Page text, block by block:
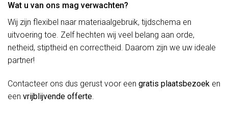
Wat u van ons mag verwachten?
Wij zijn flexibel naar materiaalgebruik, tijdschema en
uitvoering toe. Zelf hechten wij veel belang aan orde,
netheid, stiptheid en correctheid. Daarom zijn we uw ideale
partner!
Contacteer ons dus gerust voor een gratis plaatsbezoek en
een vrijblijvende offerte.